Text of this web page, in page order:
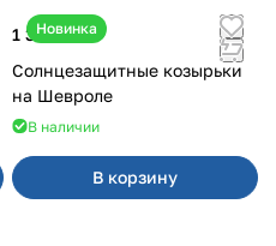
Новинка
1 350 ₽
Солнцезащитные козырьки
на Шевроле
В наличии
В корзину